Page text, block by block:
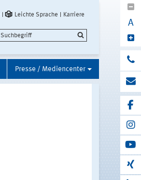
Leichte Sprache Karriere
A
Presse / Mediencenter